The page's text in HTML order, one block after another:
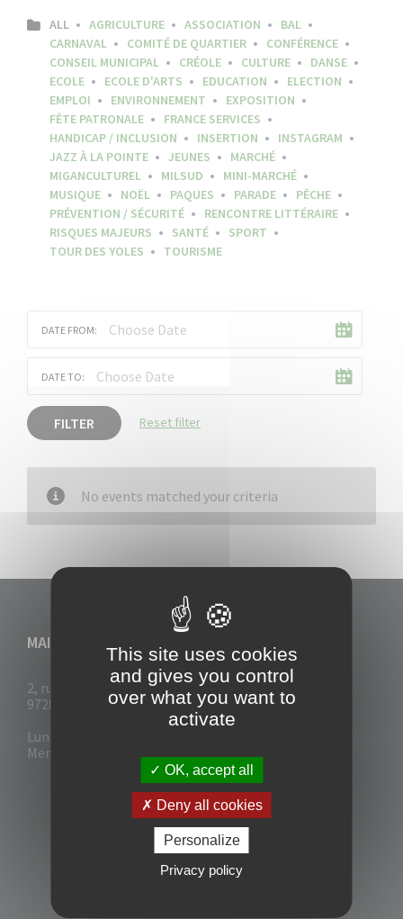
ALL AGRICULTURE ASSOCIATION
BAL
CARNAVAL
COMITÉ DE QUARTIER
CONFÉRENCE
CONSEIL MUNICIPAL
CRÉOLE CULTURE
DANSE
ECOLE
ECOLE D'ARTS EDUCATION
ELECTION
EMPLOI
ENVIRONNEMENT
EXPOSITION
FÊTE PATRONALE
FRANCE SERVICES
HANDICAP / INCLUSION
INSERTION
INSTAGRAM
JAZZ À LA POINTE
JEUNES
MARCHÉ
MIGANCULTUREL
MILSUD
MINI-MARCHÉ
MUSIQUE
NOËL PAQUES PARADE
PÊCHE
PRÉVENTION / SÉCURITÉ
RENCONTRE LITTÉRAIRE
RISQUES MAJEURS
SANTÉ
SPORT
TOUR DES YOLES
TOURISME
DATE FROM:
DATE TO:
FILTER Reset filter
No events matched your criteria
MAIRIE DU VAUCLIN
2, rue Collignon
97280 Le Vauclin
Lun - Mar : 7h30- 13h & 14h-17h
Mer-Jeu-Vend : 7h30 - 13h30
This site uses cookies
and gives you control
over what you want to
activate
OK, accept all
Deny all cookies
Personalize
Privacy policy